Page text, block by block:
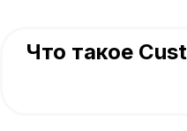
Что такое